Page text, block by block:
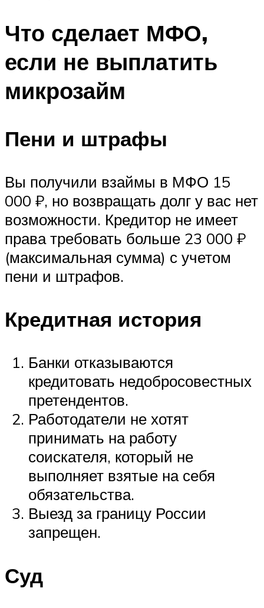
Что сделает МФО,
если не выплатить
микрозайм
Пени и штрафы
Вы получили взаймы в МФО 15
000 ₽, но возвращать долг у вас нет
возможности. Кредитор не имеет
права требовать больше 23 000 ₽
(максимальная сумма) с учетом
пени и штрафов.
Кредитная история
Банки отказываются
кредитовать недобросовестных
претендентов.
Работодатели не хотят
принимать на работу
соискателя, который не
выполняет взятые на себя
обязательства.
Выезд за границу России
запрещен.
Суд